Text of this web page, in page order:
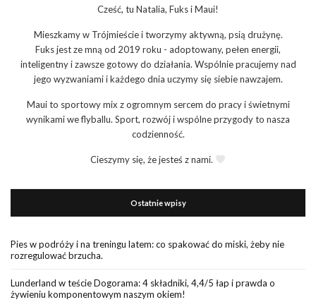
Cześć, tu Natalia, Fuks i Maui!
Mieszkamy w Trójmieście i tworzymy aktywną, psią drużynę.
Fuks jest ze mną od 2019 roku - adoptowany, pełen energii,
inteligentny i zawsze gotowy do działania. Wspólnie pracujemy nad
jego wyzwaniami i każdego dnia uczymy się siebie nawzajem.
Maui to sportowy mix z ogromnym sercem do pracy i świetnymi
wynikami we flyballu. Sport, rozwój i wspólne przygody to nasza
codzienność.
Cieszymy się, że jesteś z nami.
Ostatnie wpisy
Pies w podróży i na treningu latem: co spakować do miski, żeby nie
rozregulować brzucha.
Lunderland w teście Dogorama: 4 składniki, 4,4/5 łap i prawda o
żywieniu komponentowym naszym okiem!